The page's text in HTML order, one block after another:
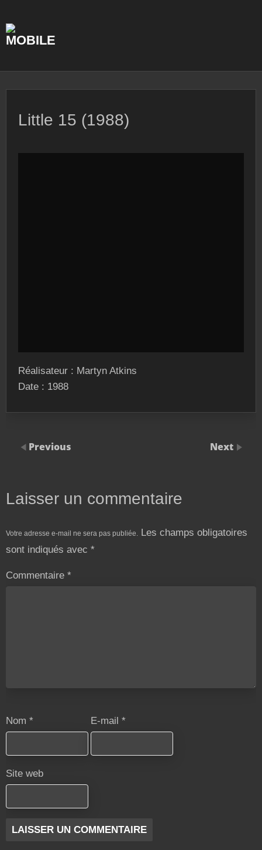
content
Little 15 (1988)
Réalisateur : Martyn Atkins
Date : 1988
Previous Next
Laisser un commentaire
Votre adresse e-mail ne sera pas publiée. Les champs obligatoires
sont indiqués avec *
Commentaire *
Nom * E-mail *
Site web